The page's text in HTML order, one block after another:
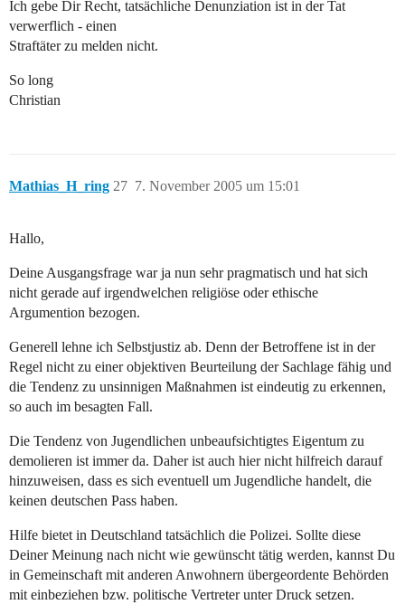
Ich gebe Dir Recht, tatsächliche Denunziation ist in der Tat
verwerflich - einen
Straftäter zu melden nicht.
So long
Christian
Mathias_H_ring 7. November 2005 um 15:01
27
Hallo,
Deine Ausgangsfrage war ja nun sehr pragmatisch und hat sich
nicht gerade auf irgendwelchen religiöse oder ethische
Argumention bezogen.
Generell lehne ich Selbstjustiz ab. Denn der Betroffene ist in der
Regel nicht zu einer objektiven Beurteilung der Sachlage fähig und
die Tendenz zu unsinnigen Maßnahmen ist eindeutig zu erkennen,
so auch im besagten Fall.
Die Tendenz von Jugendlichen unbeaufsichtigtes Eigentum zu
demolieren ist immer da. Daher ist auch hier nicht hilfreich darauf
hinzuweisen, dass es sich eventuell um Jugendliche handelt, die
keinen deutschen Pass haben.
Hilfe bietet in Deutschland tatsächlich die Polizei. Sollte diese
Deiner Meinung nach nicht wie gewünscht tätig werden, kannst Du
in Gemeinschaft mit anderen Anwohnern übergeordente Behörden
mit einbeziehen bzw. politische Vertreter unter Druck setzen.